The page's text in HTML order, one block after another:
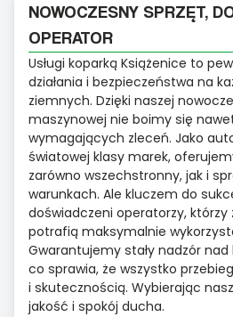
NOWOCZESNY SPRZĘT,
OPERATOR
Usługi koparką Książenice to
działania i bezpieczeństwa na
ziemnych. Dzięki naszej
maszynowej nie boimy się
wymagających zleceń. Jako
światowej klasy marek,
zarówno wszechstronny, jak i
warunkach. Ale kluczem do
doświadczeni operatorzy, którzy
potrafią maksymalnie
Gwarantujemy stały nadzór
co sprawia, że wszystko
i skutecznością. Wybierając
jakość i spokój ducha.